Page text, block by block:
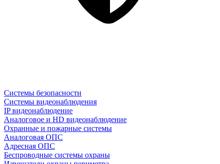
Системы безопасности
Системы видеонаблюдения
IP видеонаблюдение
Аналоговое и HD видеонаблюдение
Охранные и пожарные системы
Аналоговая ОПС
Адресная ОПС
Беспроводные системы охраны